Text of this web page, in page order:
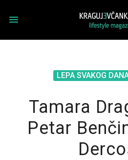
LEPA SVAKOG
Tamara
Petar